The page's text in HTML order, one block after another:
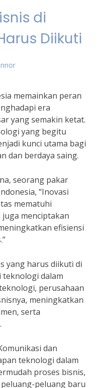
di
Diikuti
memainkan peran
era
yang semakin ketat.
yang begitu
kunci utama bagi
dan berdaya saing.
seorang pakar
“Inovasi
mematuhi
menciptakan
efisiensi
yang harus diikuti di
teknologi dalam
perusahaan
meningkatkan
serta
dan
teknologi dalam
proses bisnis,
peluang baru